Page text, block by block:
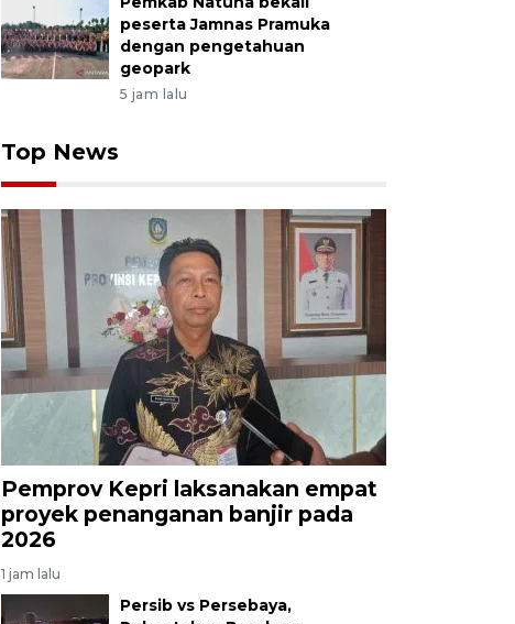
peserta Jamnas Pramuka
dengan pengetahuan
geopark
5 jam lalu
Top News
Pemprov Kepri laksanakan empat
proyek penanganan banjir pada
2026
1 jam lalu
Persib vs Persebaya,